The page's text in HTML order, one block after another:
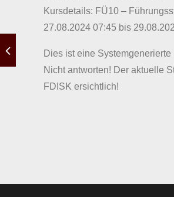
Kursdetails: FÜ10 –
27.08.2024 07:45 bis
Dies ist eine Systemgenerierte
Nicht antworten! Der aktuelle
FDISK ersichtlich!